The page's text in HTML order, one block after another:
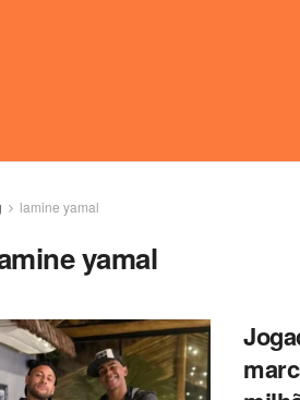
lamine yamal
yamal